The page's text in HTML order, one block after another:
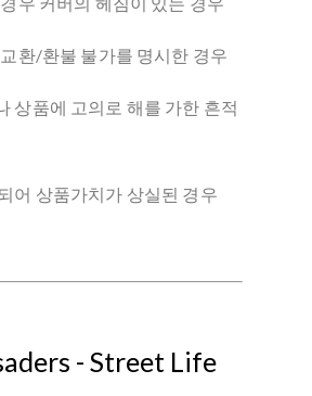
환/환불 불가를 명시한 경우
상품에 고의로 해를 가한 흔적
어 상품가치가 상실된 경우
- Street Life